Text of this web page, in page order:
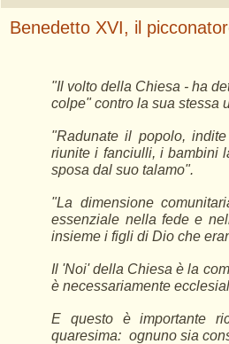
Benedetto XVI, il
"Il volto della Chiesa - ha
colpe" contro la sua stessa
"Radunate il popolo,
riunite i fanciulli, i bambini
sposa dal suo talamo".
"La dimensione
essenziale nella fede e
insieme i figli di Dio che
Il 'Noi' della Chiesa è la
è necessariamente
E questo è importante
quaresima: ognuno sia